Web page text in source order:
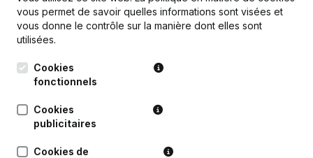
vous permet de savoir quelles informations sont visées et
vous donne le contrôle sur la manière dont elles sont
utilisées.
Cookies
fonctionnels
Cookies
publicitaires
Cookies de
Kantorenpark Everest
Leuvensesteenweg
248D,
1800 Vilvoorde
Produit
Informations d’entreprise